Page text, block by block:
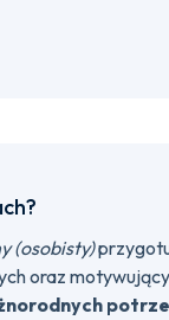
(osobisty)
oraz